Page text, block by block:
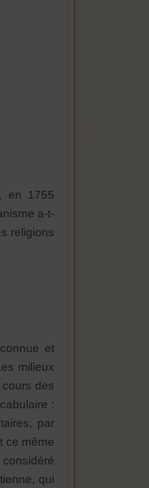
en 1755
a-t-
religions
et
milieux
des
:
par
ce même
qui